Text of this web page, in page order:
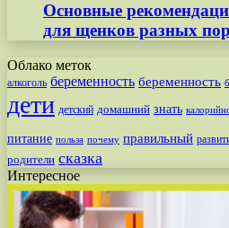
Основные
для щенков разных
Облако меток
алкоголь беременность беременность
дети детский домашний знать
питание польза почему правильный
родители сказка
Интересное